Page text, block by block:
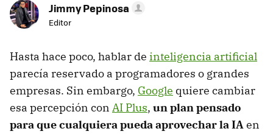
Jimmy Pepinosa
Editor
Hasta hace poco, hablar de inteligencia artificial
parecía reservado a programadores o grandes
empresas. Sin embargo, Google quiere cambiar
esa percepción con AI Plus, un plan pensado
para que cualquiera pueda aprovechar la IAen